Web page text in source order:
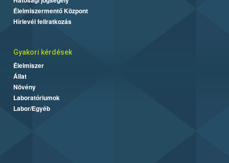
Élelmiszermentő Központ
Hírlevél feliratkozás
Gyakori kérdések
Élelmiszer
Állat
Növény
Laboratóriumok
Labor/Egyéb